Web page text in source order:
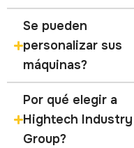
Se pueden
personalizar sus
máquinas?
Por qué elegir a
Hightech Industry
Group?